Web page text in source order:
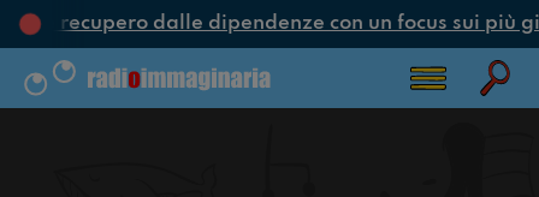
e recupero dalle dipendenze con un focus sui più